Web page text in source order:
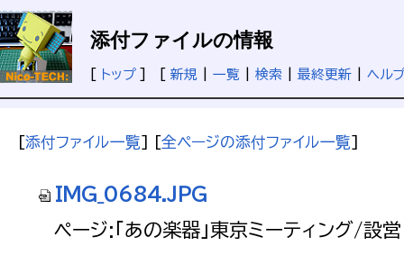
添付ファイルの情報
トップ] [ 新規 一覧 検索 最終更新 ヘルプ
[添付ファイル一覧] [全ページの添付ファイル一覧]
IMG_0684.JPG
ページ:「あの楽器」東京ミーティング/設営